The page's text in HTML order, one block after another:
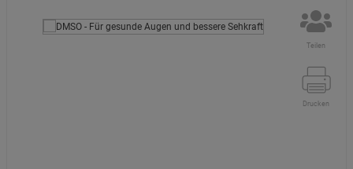
Teilen
Drucken